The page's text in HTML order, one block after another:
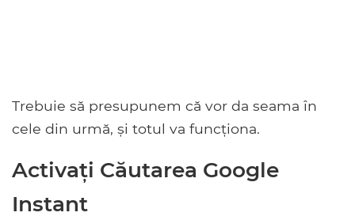
Trebuie să presupunem că vor da seama în
cele din urmă, și totul va funcționa.
Activați Căutarea Google
Instant